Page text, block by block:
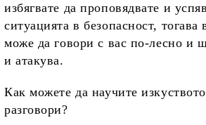
избягвате да проповядвате и
ситуацията в безопасност,
може да говори с вас по-лесно и
и атакува.
Как можете да научите
разговори?